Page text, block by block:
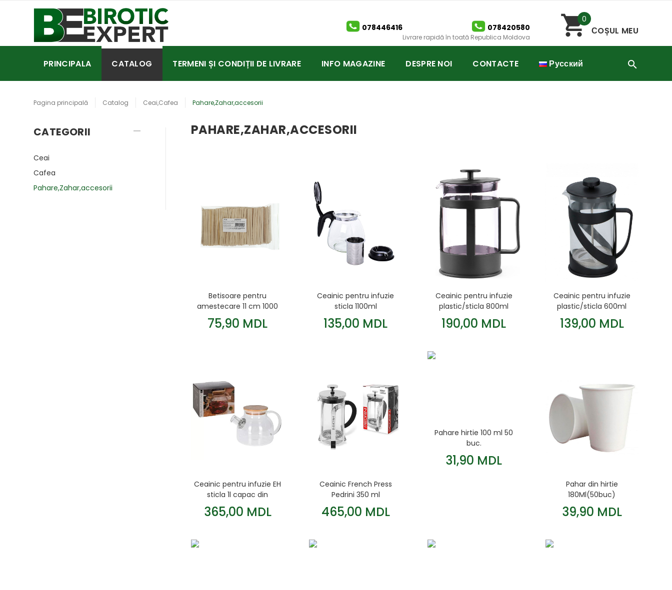
078446416 078420580
Livrare rapidă în toată Republica Moldova
0
СOȘUL MEU
PRINCIPALA CATALOG TERMENI ȘI CONDIȚII DE LIVRARE INFO MAGAZINE DESPRE NOI CONTACTE Русский
Pagina principală Catalog Ceai,Cafea Pahare,Zahar,accesorii
CATEGORII
Ceai
Cafea
Pahare,Zahar,accesorii
PAHARE,ZAHAR,ACCESORII
Betisoare pentru
amestecare 11 cm 1000
buc./pachet ZIP
BUROCLEAN
75,90 MDL
Ceainic pentru infuzie
sticla 1100ml
135,00 MDL
Ceainic pentru infuzie
plastic/sticla 800ml
190,00 MDL
Ceainic pentru infuzie
plastic/sticla 600ml
139,00 MDL
Ceainic pentru infuzie EH
sticla 1l capac din
bambus
365,00 MDL
Ceainic French Press
Pedrini 350 ml
465,00 MDL
Pahare hirtie 100 ml 50
buc.
31,90 MDL
Pahar din hirtie
180Ml(50buc)
39,90 MDL